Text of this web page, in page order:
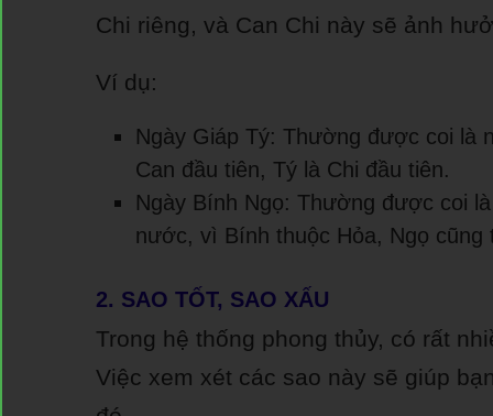
Chi riêng, và Can Chi này sẽ ảnh
Ví dụ:
Ngày Giáp Tý: Thường được coi là
Can đầu tiên, Tý là Chi đầu tiên.
Ngày Bính Ngọ: Thường được coi
nước, vì Bính thuộc Hỏa, Ngọ cũng
2. SAO TỐT, SAO XẤU
Trong hệ thống phong thủy, có rất
Việc xem xét các sao này sẽ giúp